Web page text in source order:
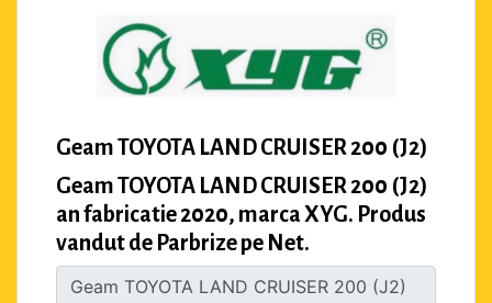
Geam TOYOTA LAND CRUISER 200 (J2)
Geam TOYOTA LAND CRUISER 200 (J2)
an fabricatie 2020, marca XYG. Produs
vandut de Parbrize pe Net.